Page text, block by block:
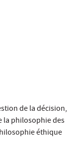
de la décision,
la philosophie des
éthique